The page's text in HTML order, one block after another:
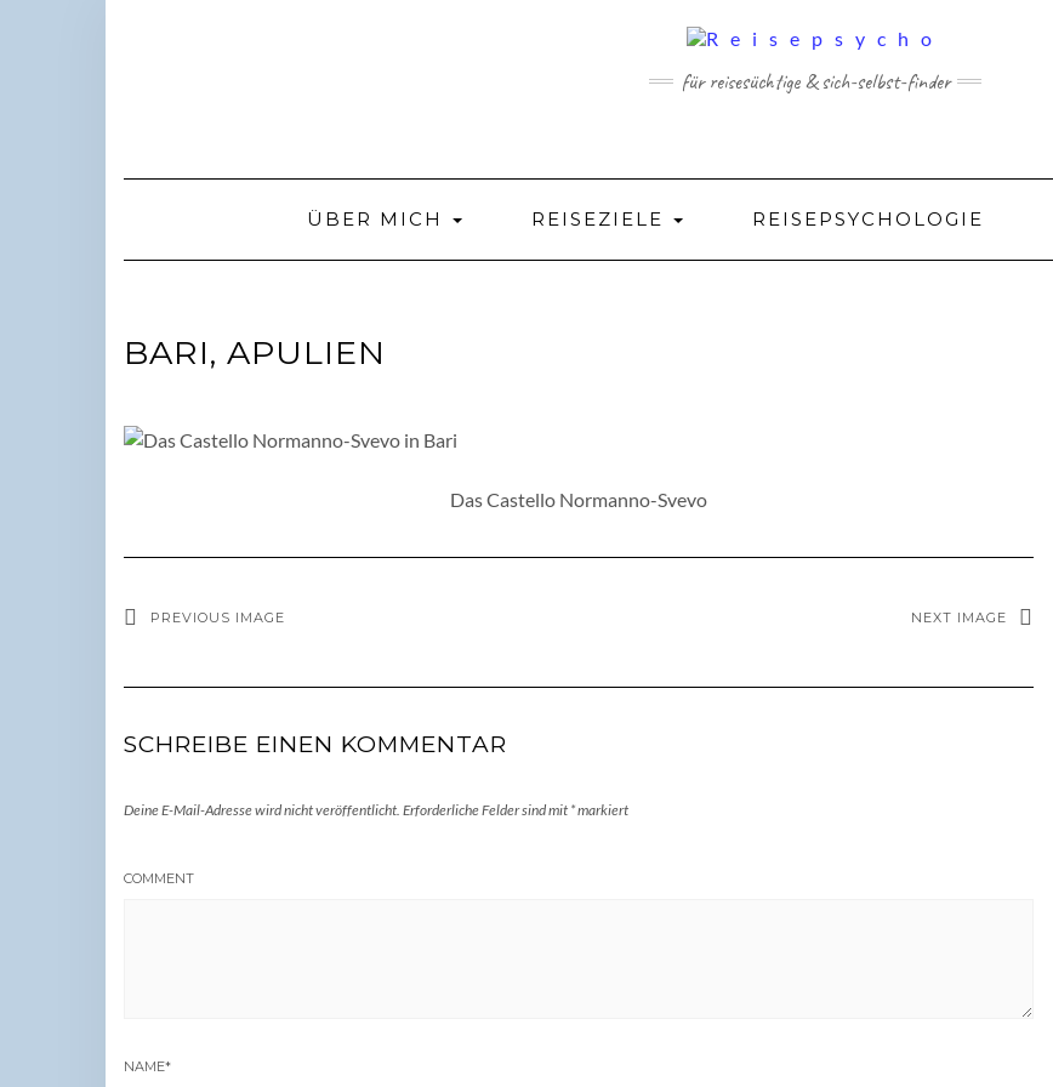
für reisesüchtige & sich-selbst-finder
ÜBER MICH REISEZIELE REISEPSYCHOLOGIE
BARI, APULIEN
Das Castello Normanno-Svevo
PREVIOUS IMAGE NEXT IMAGE
SCHREIBE EINEN KOMMENTAR
Deine E-Mail-Adresse wird nicht veröffentlicht. Erforderliche Felder sind mit *markiert
COMMENT
NAME*